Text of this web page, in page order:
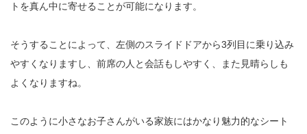
トを真ん中に寄せることが可能になります。
そうすることによって、左側のスライドドアから3列目に乗り込み
やすくなりますし、前席の人と会話もしやすく、また見晴らしも
よくなりますね。
このように小さなお子さんがいる家族にはかなり魅力的なシート